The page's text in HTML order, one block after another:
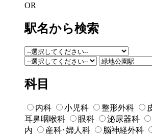
OR
駅名から検索
科目
内科 小児科 整形外科
耳鼻咽喉科
眼科 泌尿器科
内
産科･婦人科 脳神経外科